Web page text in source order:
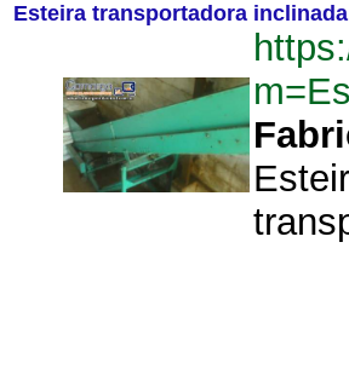
Esteira transportadora